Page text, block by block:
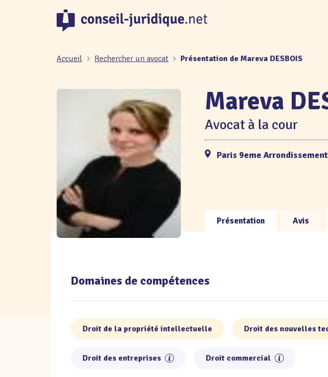
Accueil Rechercher un avocat Présentation de Mareva DESBOIS
Mareva
Avocat à la cour
Paris 9eme Arrondissement
Présentation Avis
Domaines de compétences
Droit de la propriété intellectuelle Droit des nouvelles
Droit des entreprises Droit commercial